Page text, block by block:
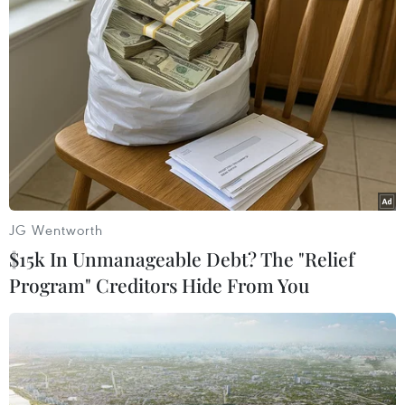
Ecuador
Theo dõi VietnamPlus
TIN LIÊN QUAN
JG Wentworth
$15k In Unmanageable Debt? The "Relief
Program" Creditors Hide From You